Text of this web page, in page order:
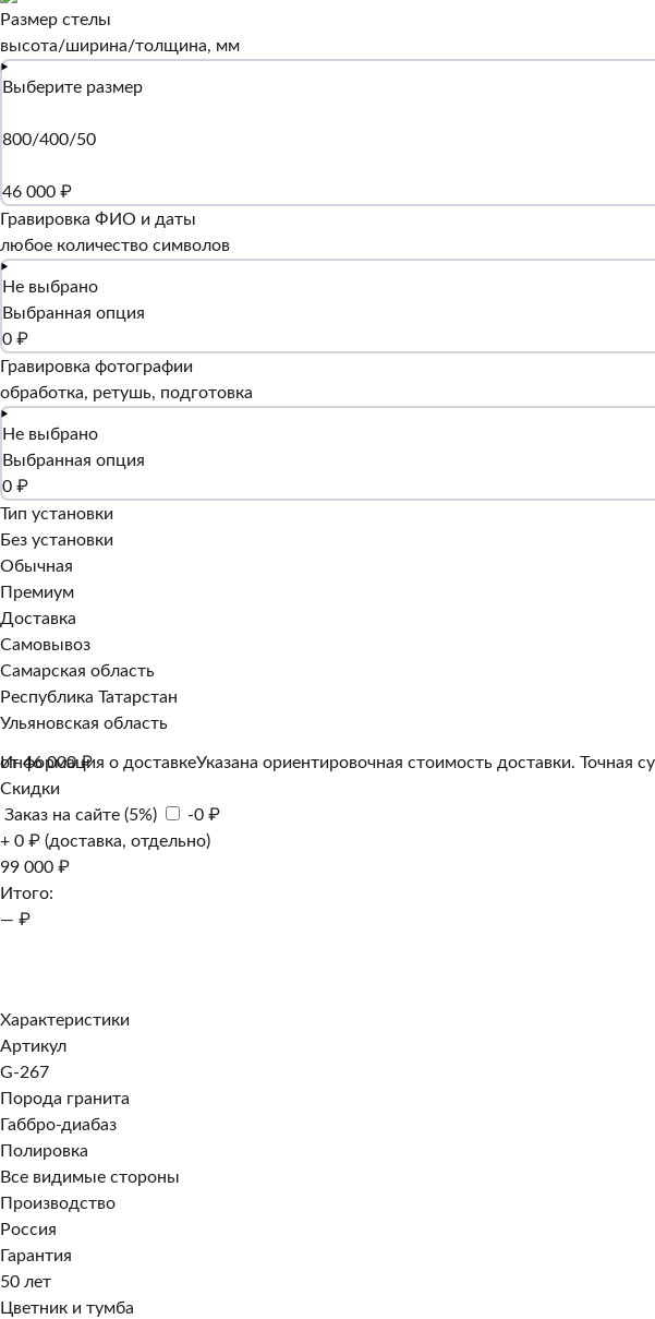
Размер стелы
высота/ширина/толщина, мм
Выберите размер
800/400/50
46 000 ₽
Гравировка ФИО и даты
любое количество символов
Не выбрано
Выбранная опция
0 ₽
Гравировка фотографии
обработка, ретушь, подготовка
Не выбрано
Выбранная опция
0 ₽
Тип установки
Без установки
Обычная
Премиум
Доставка
Самовывоз
Самарская область
Республика Татарстан
Ульяновская область
Информация о доставкеУказана ориентировочная стоимость доставки.
от 46 000 ₽
Скидки
Заказ на сайте (5%)
-0 ₽
+ 0 ₽ (доставка, отдельно)
99 000 ₽
Итого:
— ₽
Характеристики
Артикул
G-267
Порода гранита
Габбро-диабаз
Полировка
Все видимые стороны
Производство
Россия
Гарантия
50 лет
Цветник и тумба